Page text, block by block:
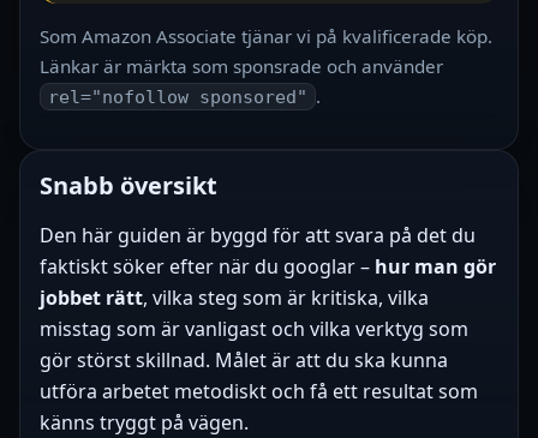
Som Amazon Associate tjänar vi på kvalificerade köp.
Länkar är märkta som sponsrade och använder
rel="nofollow sponsored" .
Snabb översikt
Den här guiden är byggd för att svara på det du
faktiskt söker efter när du googlar – hur man gör
jobbet rätt, vilka steg som är kritiska, vilka
misstag som är vanligast och vilka verktyg som
gör störst skillnad. Målet är att du ska kunna
utföra arbetet metodiskt och få ett resultat som
känns tryggt på vägen.